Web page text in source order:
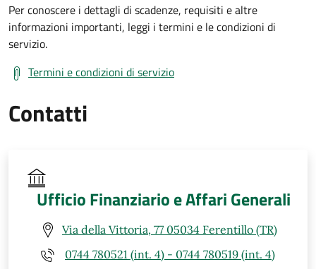
Per conoscere i dettagli di scadenze, requisiti e altre
informazioni importanti, leggi i termini e le condizioni di
servizio.
Termini e condizioni di servizio
Contatti
Ufficio Finanziario e Affari Generali
Via della Vittoria, 77 05034 Ferentillo (TR)
0744 780521 (int. 4) - 0744 780519 (int. 4)